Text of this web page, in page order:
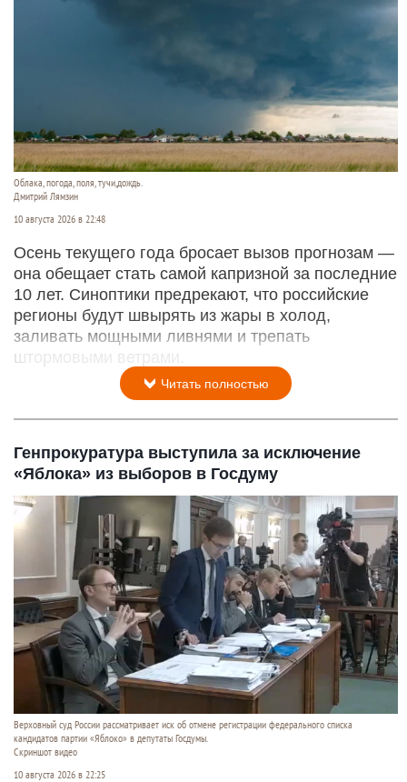
Облака, погода, поля, тучи,дождь.
Дмитрий Лямзин
10 августа 2026 в 22:48
Осень текущего года бросает вызов прогнозам —
она обещает стать самой капризной за последние
10 лет. Синоптики предрекают, что российские
регионы будут швырять из жары в холод,
заливать мощными ливнями и трепать
штормовыми ветрами.
Читать полностью
Генпрокуратура выступила за исключение
«Яблока» из выборов в Госдуму
Верховный суд России рассматривает иск об отмене регистрации федерального списка
кандидатов партии «Яблоко» в депутаты Госдумы.
Скриншот видео
10 августа 2026 в 22:25